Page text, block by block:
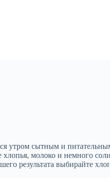
утром сытным и
молоко и немного
результата выбирайте